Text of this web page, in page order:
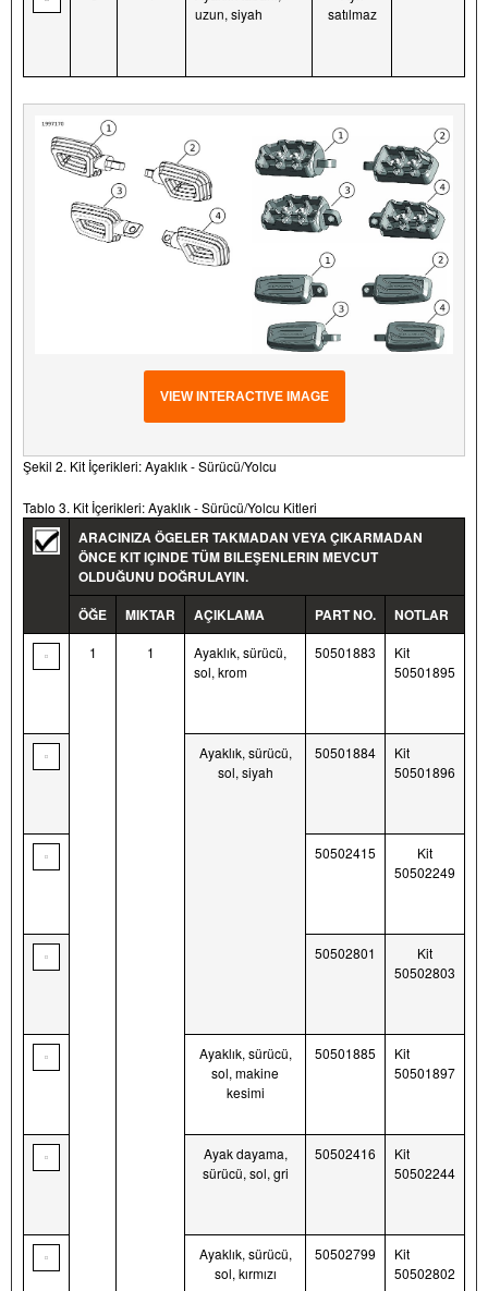
uzun, siyah
satılmaz
VIEW INTERACTIVE IMAGE
Şekil 2. Kit İçerikleri: Ayaklık - Sürücü/Yolcu
Tablo 3. Kit İçerikleri: Ayaklık - Sürücü/Yolcu Kitleri
ARACINIZA ÖGELER TAKMADAN VEYA ÇIKARMADAN
ÖNCE KIT IÇINDE TÜM BILEŞENLERIN MEVCUT
OLDUĞUNU DOĞRULAYIN.
ÖĞE
MIKTAR AÇIKLAMA PART NO. NOTLAR
1 1
Ayaklık, sürücü,
sol, krom
50501883
Kit
50501895
Ayaklık, sürücü,
sol, siyah
50501884
Kit
50501896
50502415
Kit
50502249
50502801
Kit
50502803
Ayaklık, sürücü,
sol, makine
kesimi
50501885
Kit
50501897
Ayak dayama,
sürücü, sol, gri
50502416
Kit
50502244
Ayaklık, sürücü,
sol, kırmızı
50502799
Kit
50502802